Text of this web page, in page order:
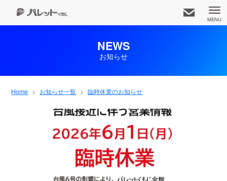
MENU
お知らせ一覧 事業内容 アクセス
NEWS
お知らせ
Home お知らせ一覧 臨時休業のお知らせ